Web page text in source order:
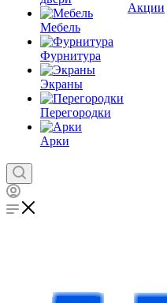
Мебель
Фурнитура
Экраны
Перегородки
Арки
Акции